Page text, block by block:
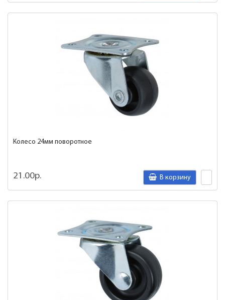
Колесо 24мм поворотное
21.00р. В корзину